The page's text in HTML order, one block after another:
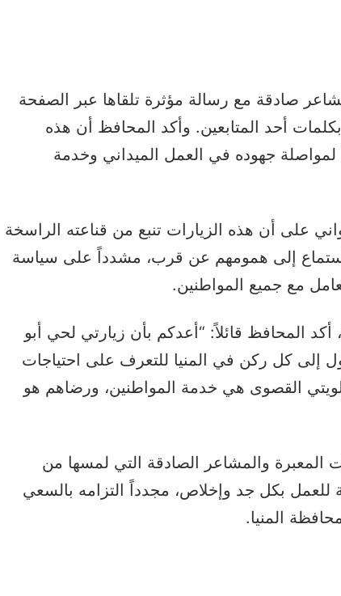
صادقة مع رسالة مؤثرة تلقاها عبر الصفحة
أحد المتابعين. وأكد المحافظ أن هذه
لمواصلة جهوده في العمل الميداني وخدمة
على أن هذه الزيارات تنبع من قناعته الراسخة
إلى همومهم عن قرب، مشدداً على سياسة
مع جميع المواطنين.
المحافظ قائلاً: “أعدكم بأن زيارتي لحي أبو
إلى كل ركن في المنيا للتعرف على احتياجات
القصوى هي خدمة المواطنين، ورضاهم هو
المعبرة والمشاعر الصادقة التي لمسها من
بكل جد وإخلاص، مجدداً التزامه بالسعي
المنيا.